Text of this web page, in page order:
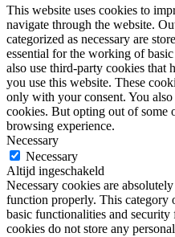
This website uses cookies to
navigate through the website.
categorized as necessary are
essential for the working of
also use third-party cookies that
you use this website. These
only with your consent. You
cookies. But opting out of some
browsing experience.
Necessary
Necessary
Altijd ingeschakeld
Necessary cookies are
function properly. This category
basic functionalities and security
cookies do not store any